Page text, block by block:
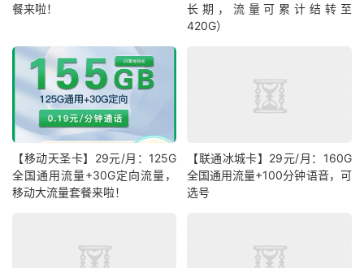
餐来啦！
长期，流量可累计结转至
420G）
【移动天圣卡】29元/月：125G
全国通用流量+30G定向流量，
移动大流量套餐来啦！
【联通冰城卡】29元/月：160G
全国通用流量+100分钟语音，可
选号